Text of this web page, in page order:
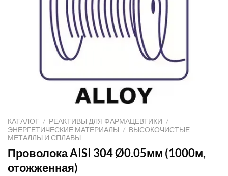
КАТАЛОГ / РЕАКТИВЫ ДЛЯ ФАРМАЦЕВТИКИ /
ЭНЕРГЕТИЧЕСКИЕ МАТЕРИАЛЫ / ВЫСОКОЧИСТЫЕ
МЕТАЛЛЫ И СПЛАВЫ
Проволока AISI 304 Ø0.05мм (1000м,
отожженная)